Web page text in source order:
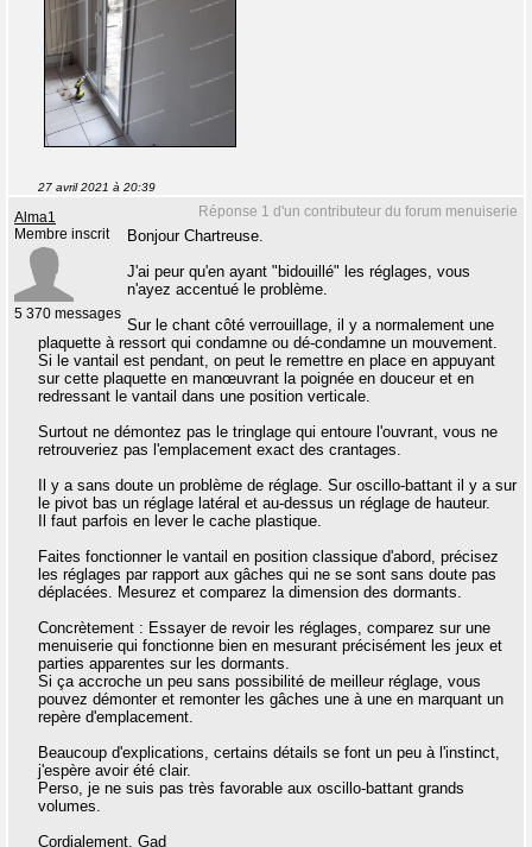
27 avril 2021 à 20:39
Réponse 1 d'un contributeur du forum menuiserie
Alma1
Membre inscrit
5 370 messages
Bonjour Chartreuse.
J'ai peur qu'en ayant "bidouillé" les réglages, vous
n'ayez accentué le problème.
Sur le chant côté verrouillage, il y a normalement une
plaquette à ressort qui condamne ou dé-condamne un mouvement.
Si le vantail est pendant, on peut le remettre en place en appuyant
sur cette plaquette en manœuvrant la poignée en douceur et en
redressant le vantail dans une position verticale.
Surtout ne démontez pas le tringlage qui entoure l'ouvrant, vous ne
retrouveriez pas l'emplacement exact des crantages.
Il y a sans doute un problème de réglage. Sur oscillo-battant il y a sur
le pivot bas un réglage latéral et au-dessus un réglage de hauteur.
Il faut parfois en lever le cache plastique.
Faites fonctionner le vantail en position classique d'abord, précisez
les réglages par rapport aux gâches qui ne se sont sans doute pas
déplacées. Mesurez et comparez la dimension des dormants.
Concrètement : Essayer de revoir les réglages, comparez sur une
menuiserie qui fonctionne bien en mesurant précisément les jeux et
parties apparentes sur les dormants.
Si ça accroche un peu sans possibilité de meilleur réglage, vous
pouvez démonter et remonter les gâches une à une en marquant un
repère d'emplacement.
Beaucoup d'explications, certains détails se font un peu à l'instinct,
j'espère avoir été clair.
Perso, je ne suis pas très favorable aux oscillo-battant grands
volumes.
Cordialement. Gad